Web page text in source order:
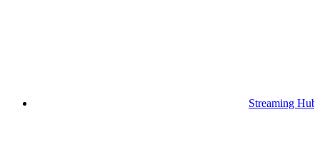
Streaming Hub